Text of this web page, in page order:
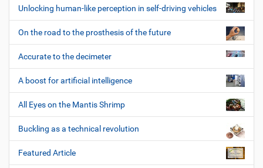
Unlocking human-like perception in self-driving vehicles
On the road to the prosthesis of the future
Accurate to the decimeter
A boost for artificial intelligence
All Eyes on the Mantis Shrimp
Buckling as a technical revolution
Featured Article